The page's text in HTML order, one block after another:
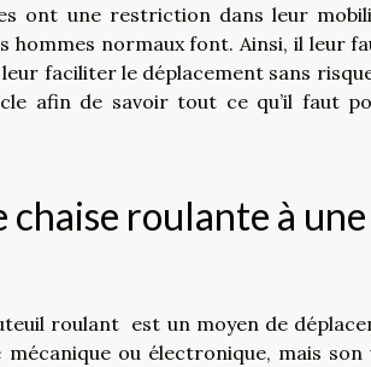
ont une restriction dans leur
hommes normaux font. Ainsi, il leur
faciliter le déplacement sans
afin de savoir tout ce qu’il faut
roulante à
roulant est un moyen de
ou électronique, mais